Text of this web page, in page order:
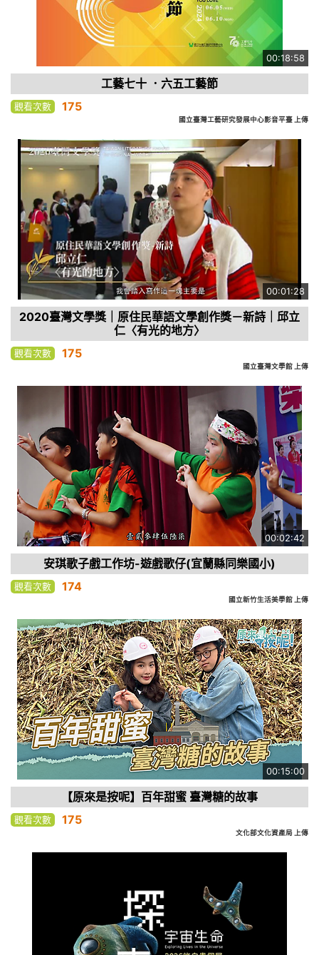
00:18:58
工藝七十 ．六五工藝節
觀看次數 175
國立臺灣工藝研究發展中心影音平臺 上傳
00:01:28
2020臺灣文學獎｜原住民華語文學創作獎－新詩｜邱立
仁〈有光的地方〉
觀看次數 175
國立臺灣文學館 上傳
00:02:42
安琪歌子戲工作坊-遊戲歌仔(宜蘭縣同樂國小)
觀看次數 174
國立新竹生活美學館 上傳
00:15:00
【原來是按呢】百年甜蜜 臺灣糖的故事
觀看次數 175
文化部文化資產局 上傳